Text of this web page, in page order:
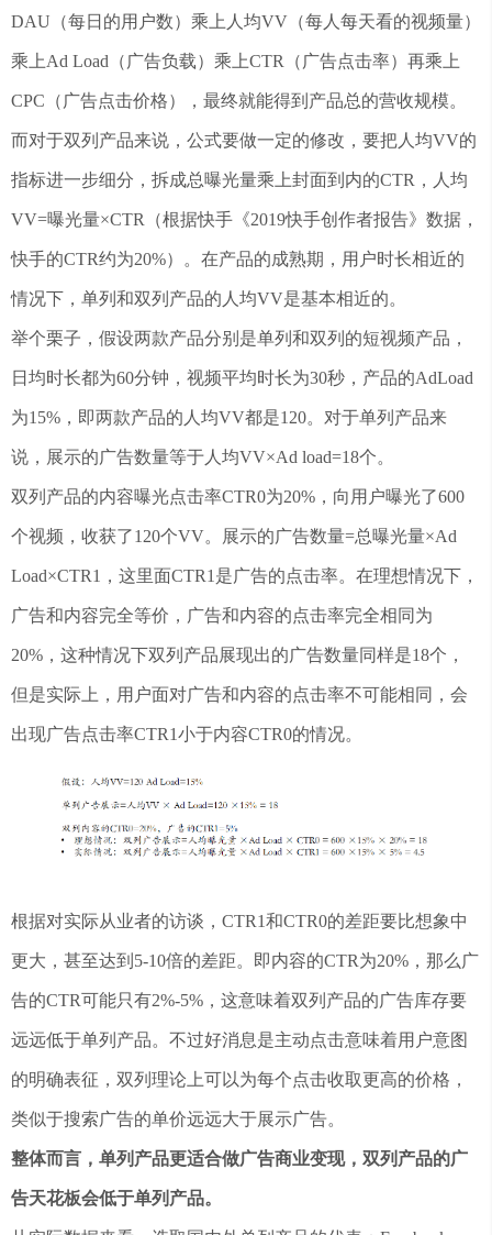
DAU（每日的用户数）乘上人均VV（每人每天看的视频量）
乘上Ad Load（广告负载）乘上CTR（广告点击率）再乘上
CPC（广告点击价格），最终就能得到产品总的营收规模。
而对于双列产品来说，公式要做一定的修改，要把人均VV的
指标进一步细分，拆成总曝光量乘上封面到内的CTR，人均
VV=曝光量×CTR（根据快手《2019快手创作者报告》数据，
快手的CTR约为20%）。在产品的成熟期，用户时长相近的
情况下，单列和双列产品的人均VV是基本相近的。
举个栗子，假设两款产品分别是单列和双列的短视频产品，
日均时长都为60分钟，视频平均时长为30秒，产品的AdLoad
为15%，即两款产品的人均VV都是120。对于单列产品来
说，展示的广告数量等于人均VV×Ad load=18个。
双列产品的内容曝光点击率CTR0为20%，向用户曝光了600
个视频，收获了120个VV。展示的广告数量=总曝光量×Ad
Load×CTR1，这里面CTR1是广告的点击率。在理想情况下，
广告和内容完全等价，广告和内容的点击率完全相同为
20%，这种情况下双列产品展现出的广告数量同样是18个，
但是实际上，用户面对广告和内容的点击率不可能相同，会
出现广告点击率CTR1小于内容CTR0的情况。
根据对实际从业者的访谈，CTR1和CTR0的差距要比想象中
更大，甚至达到5-10倍的差距。即内容的CTR为20%，那么广
告的CTR可能只有2%-5%，这意味着双列产品的广告库存要
远远低于单列产品。不过好消息是主动点击意味着用户意图
的明确表征，双列理论上可以为每个点击收取更高的价格，
类似于搜索广告的单价远远大于展示广告。
整体而言，单列产品更适合做广告商业变现，双列产品的广
告天花板会低于单列产品。